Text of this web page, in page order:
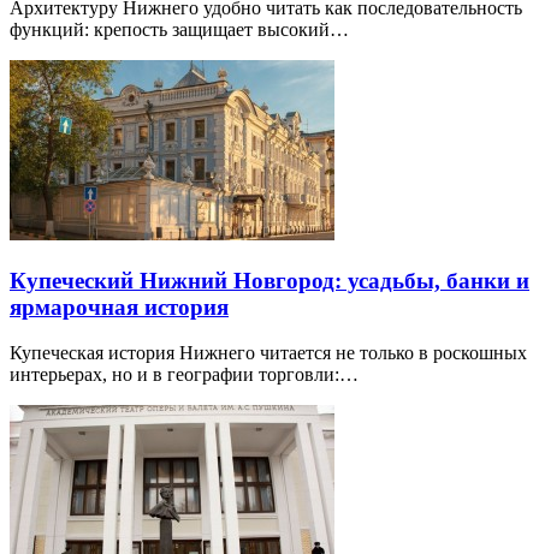
Архитектуру Нижнего удобно читать как последовательность
функций: крепость защищает высокий…
Купеческий Нижний Новгород: усадьбы, банки и
ярмарочная история
Купеческая история Нижнего читается не только в роскошных
интерьерах, но и в географии торговли:…